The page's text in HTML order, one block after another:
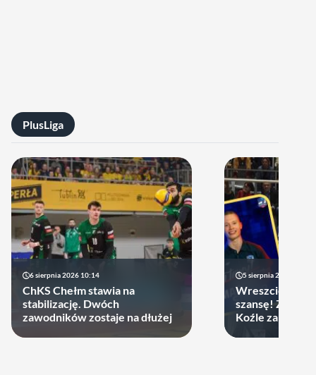
PlusLiga
6 sierpnia 2026 10:14
ChKS Chełm stawia na
stabilizację. Dwóch
zawodników zostaje na dłużej
5 sierpnia 2026 20:47
Wreszcie
szansę!
Koźle